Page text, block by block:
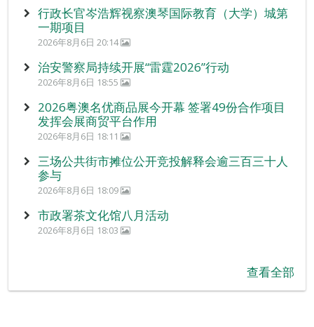
行政长官岑浩辉视察澳琴国际教育（大学）城第
一期项目
2026年8月6日 20:14
治安警察局持续开展“雷霆2026”行动
2026年8月6日 18:55
2026粤澳名优商品展今开幕 签署49份合作项目
发挥会展商贸平台作用
2026年8月6日 18:11
三场公共街市摊位公开竞投解释会逾三百三十人
参与
2026年8月6日 18:09
市政署茶文化馆八月活动
2026年8月6日 18:03
查看全部